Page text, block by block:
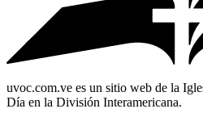
uvoc.com.ve es un sitio web de la
Día en la División Interamericana.